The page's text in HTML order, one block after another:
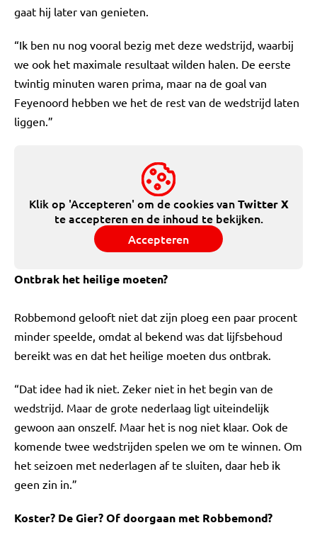
gaat hij later van genieten.
“Ik ben nu nog vooral bezig met deze wedstrijd, waarbij
we ook het maximale resultaat wilden halen. De eerste
twintig minuten waren prima, maar na de goal van
Feyenoord hebben we het de rest van de wedstrijd laten
liggen.”
Klik op 'Accepteren' om de cookies vanTwitter X
te accepteren en de inhoud te bekijken.
Accepteren
Ontbrak het heilige moeten?
Robbemond gelooft niet dat zijn ploeg een paar procent
minder speelde, omdat al bekend was dat lijfsbehoud
bereikt was en dat het heilige moeten dus ontbrak.
“Dat idee had ik niet. Zeker niet in het begin van de
wedstrijd. Maar de grote nederlaag ligt uiteindelijk
gewoon aan onszelf. Maar het is nog niet klaar. Ook de
komende twee wedstrijden spelen we om te winnen. Om
het seizoen met nederlagen af te sluiten, daar heb ik
geen zin in.”
Koster? De Gier? Of doorgaan met Robbemond?